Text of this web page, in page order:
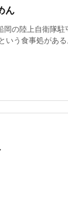
ん
岡の陸上自衛隊駐
いう食事処があ